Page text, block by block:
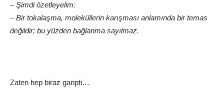
– Şimdi özetleyelim:
– Bir tokalaşma, moleküllerin karışması anlamında bir temas
değildir; bu yüzden bağlanma sayılmaz.
Zaten hep biraz garipti…